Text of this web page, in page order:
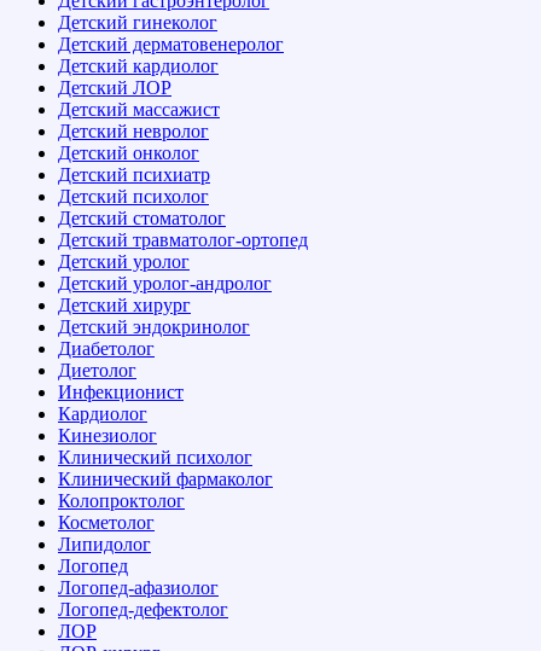
Детский гинеколог
Детский дерматовенеролог
Детский кардиолог
Детский ЛОР
Детский массажист
Детский невролог
Детский онколог
Детский психиатр
Детский психолог
Детский стоматолог
Детский травматолог-ортопед
Детский уролог
Детский уролог-андролог
Детский хирург
Детский эндокринолог
Диабетолог
Диетолог
Инфекционист
Кардиолог
Кинезиолог
Клинический психолог
Клинический фармаколог
Колопроктолог
Косметолог
Липидолог
Логопед
Логопед-афазиолог
Логопед-дефектолог
ЛОР